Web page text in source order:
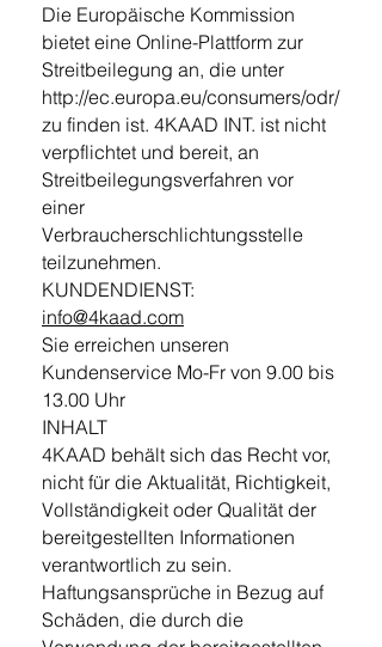
Die Europäische Kommission
bietet eine Online-Plattform zur
Streitbeilegung an, die unter
http://ec.europa.eu/consumers/odr/
zu finden ist. 4KAAD INT. ist nicht
verpflichtet und bereit, an
Streitbeilegungsverfahren vor
einer
Verbraucherschlichtungsstelle
teilzunehmen.
KUNDENDIENST:
info@4kaad.com
Sie erreichen unseren
Kundenservice Mo-Fr von 9.00 bis
13.00 Uhr
INHALT
4KAAD behält sich das Recht vor,
nicht für die Aktualität, Richtigkeit,
Vollständigkeit oder Qualität der
bereitgestellten Informationen
verantwortlich zu sein.
Haftungsansprüche in Bezug auf
Schäden, die durch die